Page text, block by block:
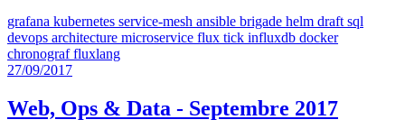
grafana kubernetes service-mesh ansible brigade helm draft sql
devops architecture microservice flux tick influxdb docker
chronograf fluxlang
27/09/2017
Web, Ops & Data - Septembre 2017